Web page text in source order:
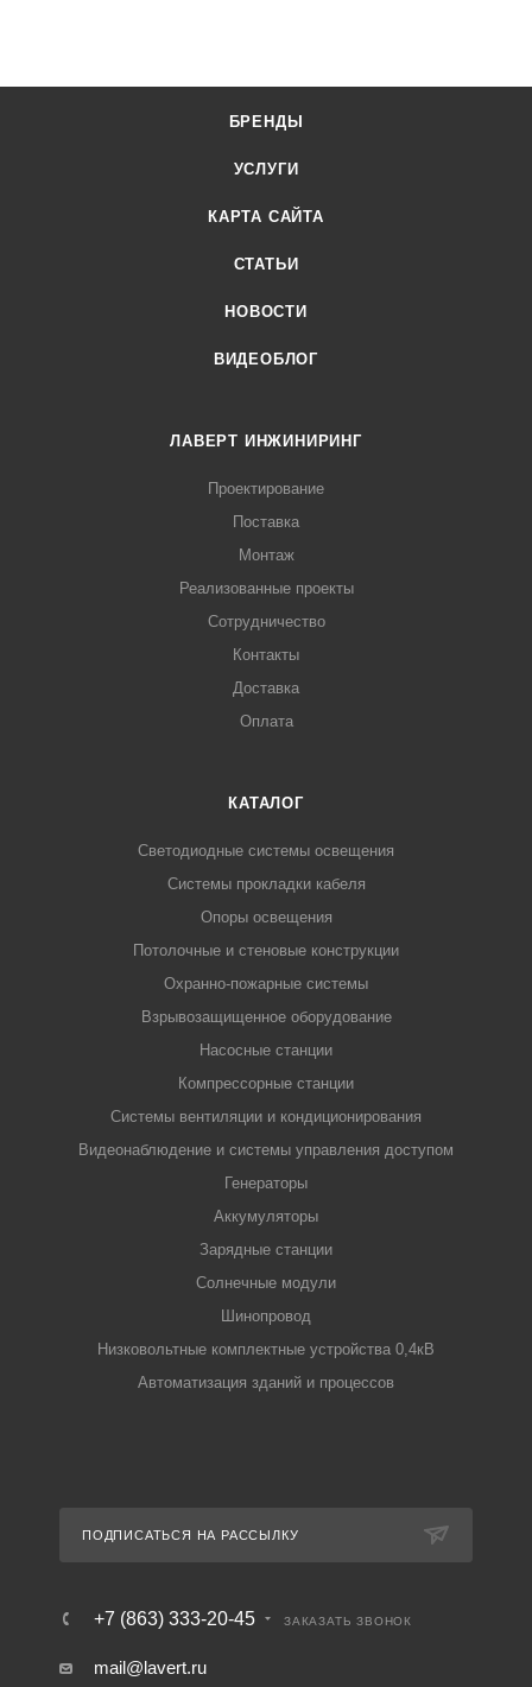
БРЕНДЫ
УСЛУГИ
КАРТА САЙТА
СТАТЬИ
НОВОСТИ
ВИДЕОБЛОГ
ЛАВЕРТ ИНЖИНИРИНГ
Проектирование
Поставка
Монтаж
Реализованные проекты
Сотрудничество
Контакты
Доставка
Оплата
КАТАЛОГ
Светодиодные системы освещения
Системы прокладки кабеля
Опоры освещения
Потолочные и стеновые конструкции
Охранно-пожарные системы
Взрывозащищенное оборудование
Насосные станции
Компрессорные станции
Системы вентиляции и кондиционирования
Видеонаблюдение и системы управления доступом
Генераторы
Аккумуляторы
Зарядные станции
Солнечные модули
Шинопровод
Низковольтные комплектные устройства 0,4кВ
Автоматизация зданий и процессов
ПОДПИСАТЬСЯ НА РАССЫЛКУ
+7 (863) 333-20-45 ЗАКАЗАТЬ ЗВОНОК
mail@lavert.ru